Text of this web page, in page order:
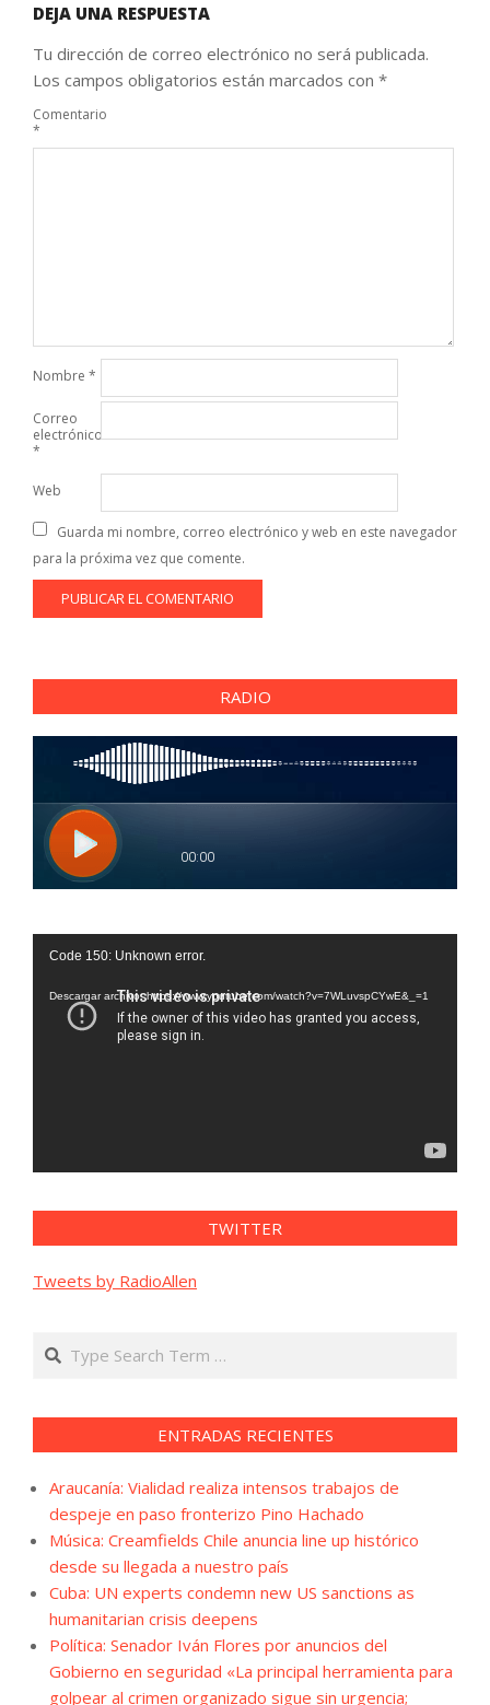
DEJA UNA RESPUESTA
Tu dirección de correo electrónico no será publicada.
Los campos obligatorios están marcados con *
Comentario
*
Nombre *
Correo
electrónico
*
Web
Guarda mi nombre, correo electrónico y web en este navegador
para la próxima vez que comente.
RADIO
Reproductor
vídeo
Code 150: Unknown error.
Descargar archivo: https://www.youtube.com/watch?v=7WLuvspCYwE&_=1
TWITTER
Tweets by RadioAllen
Search
ENTRADAS RECIENTES
Araucanía: Vialidad realiza intensos trabajos de
despeje en paso fronterizo Pino Hachado
Música: Creamfields Chile anuncia line up histórico
desde su llegada a nuestro país
Cuba: UN experts condemn new US sanctions as
humanitarian crisis deepens
Política: Senador Iván Flores por anuncios del
Gobierno en seguridad «La principal herramienta para
golpear al crimen organizado sigue sin urgencia;